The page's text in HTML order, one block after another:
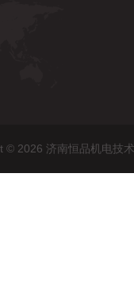
© 2026 济南恒品机电技